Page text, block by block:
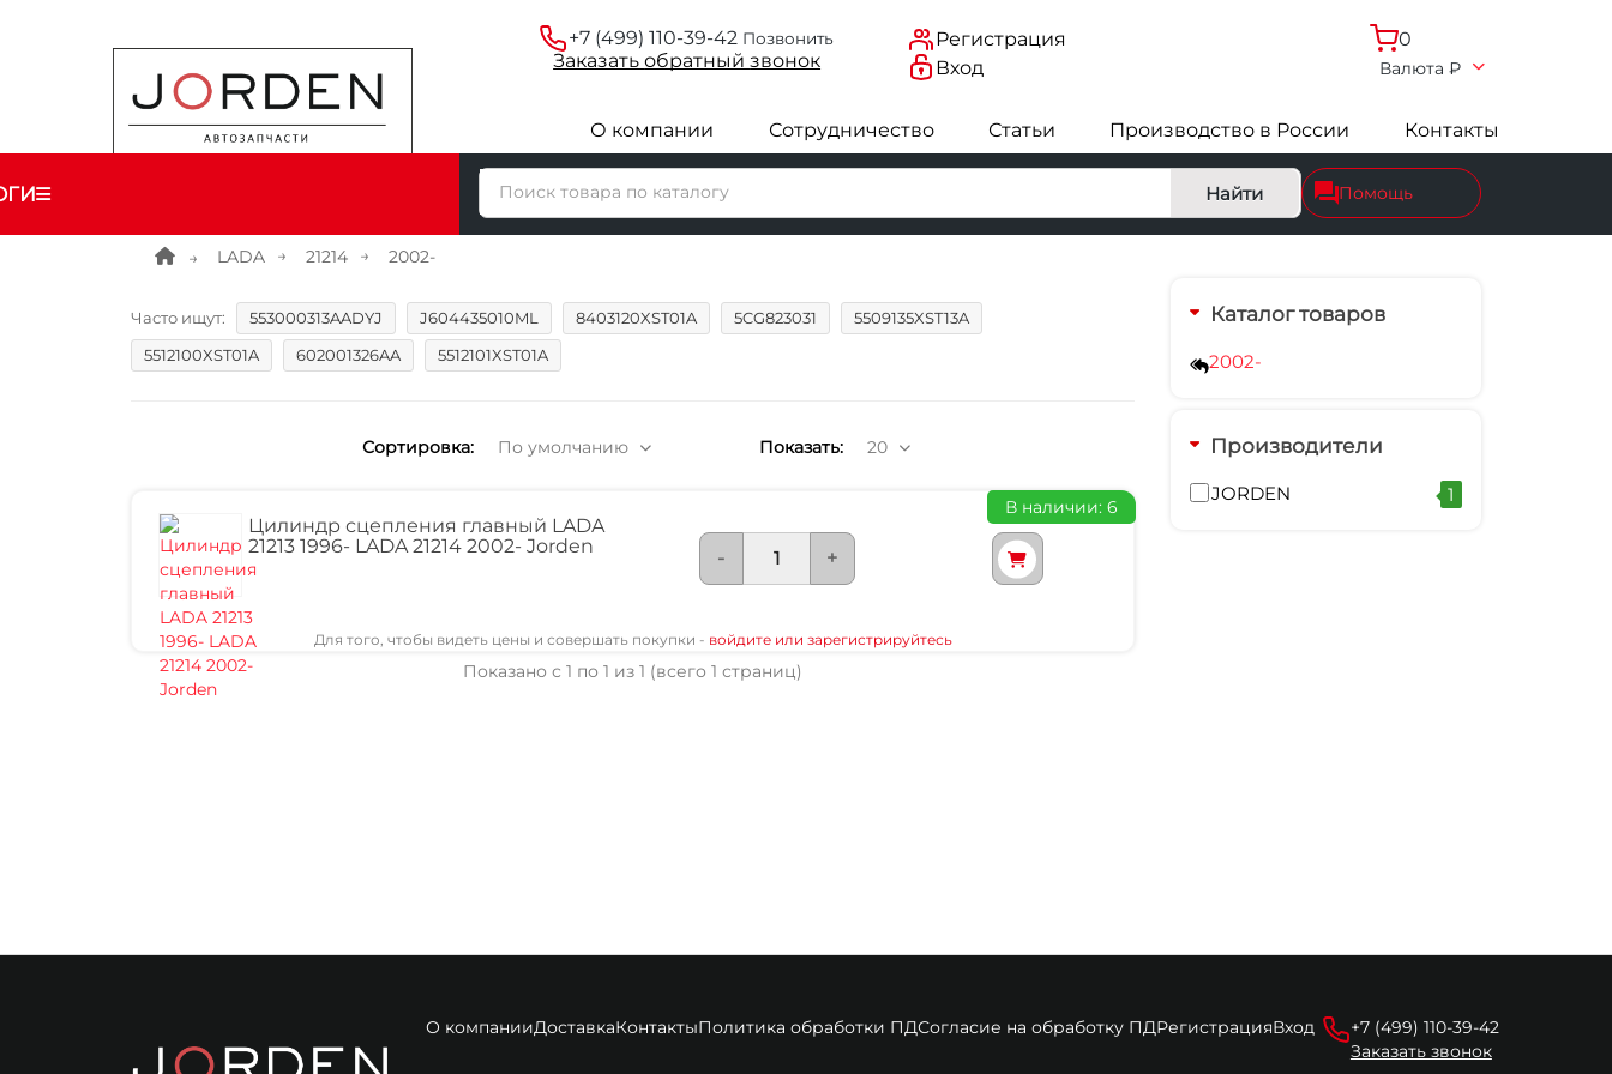
+7 (499) 110-39-42 Позвонить
Заказатьобратныйзвонок
Регистрация
Вход
0
Валюта ₽
О компании Сотрудничество Статьи Производство в России Контакты
Найти Помощь
LADA 21214 2002-
Часто ищут: 553000313AADYJ J604435010ML 8403120XST01A 5CG823031
5509135XST13A
5512100XST01A
602001326AA 5512101XST01A
Показать:20
По умолчанию
Цилиндр сцепления главный LADA
21213 1996- LADA 21214 2002- Jorden
В наличии: 6
- +
Для того, чтобы видеть цены и совершать покупки - войдите или зарегистрируйтесь
Показано с 1 по 1 из 1 (всего 1 страниц)
Каталог товаров
2002-
Производители
JORDEN 1
О компанииДоставкаКонтактыПолитика обработки ПДСогласие на обработку ПДРегистрацияВход
+7 (499) 110-39-42
Заказать звонок